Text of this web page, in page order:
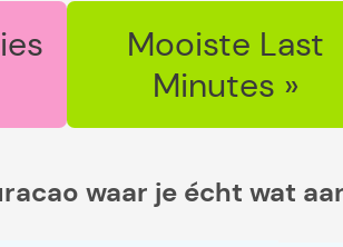
Mooiste Last
Minutes »
waar je écht wat